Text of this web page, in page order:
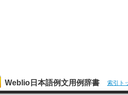
Weblio日本語例文用例辞書 索引ト